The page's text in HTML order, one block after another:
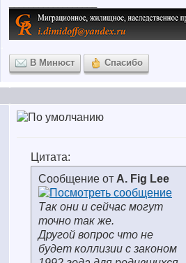
В Минюст Спасибо
Цитата:
Сообщение от A. Fig Lee
Так они и сейчас могут
точно так же.
Другой вопрос что не
будет коллизии с законом